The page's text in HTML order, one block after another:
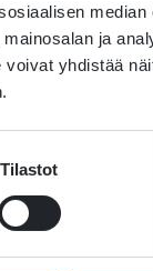
ja
yhdistää
Tilastot